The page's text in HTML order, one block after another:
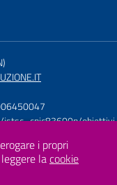
istsc_cnic83600n/obiettivi
by
Designers Italia
i propri
lacookie